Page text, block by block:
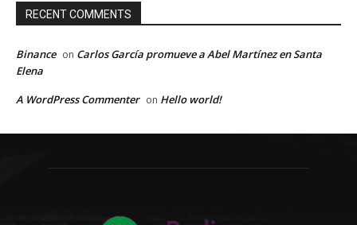
RECENT COMMENTS
Binance on Carlos García promueve a Abel Martínez en Santa
Elena
A WordPress Commenter on Hello world!